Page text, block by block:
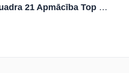
Adidas Squadra 21 Apmācība Top GP6473 džemperis / Zaļa / M